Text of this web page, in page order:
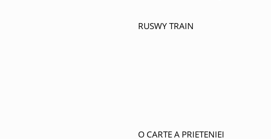
RUSWY TRAIN
O CARTE A PRIETENIEI